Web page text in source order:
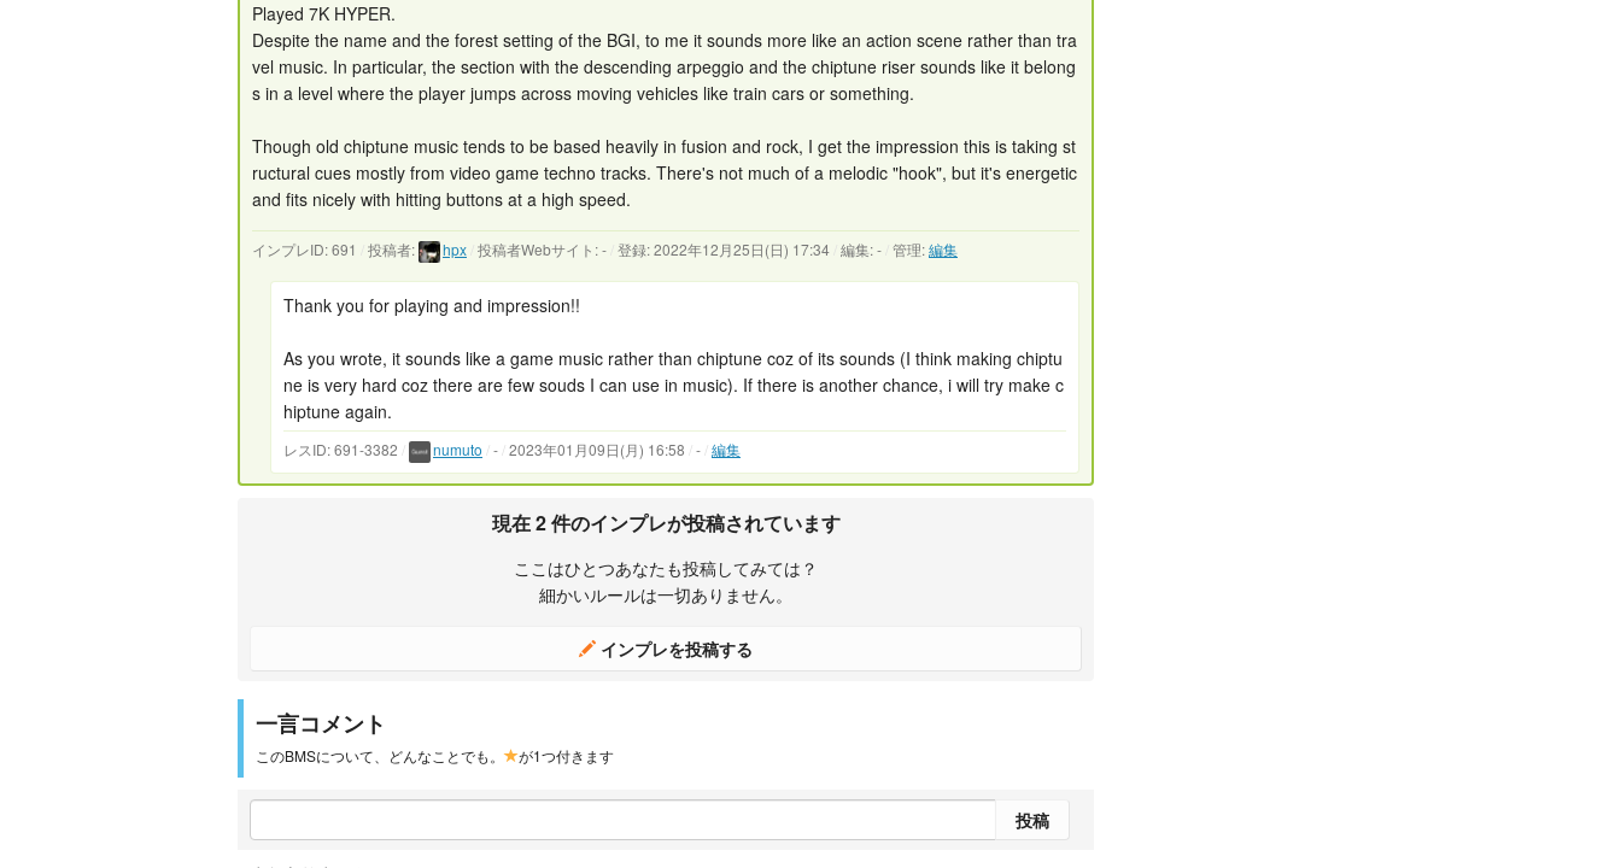
Played 7K HYPER.
Despite the name and the forest setting of the BGI, to me it sounds more like an action scene rather than tra
vel music. In particular, the section with the descending arpeggio and the chiptune riser sounds like it belong
s in a level where the player jumps across moving vehicles like train cars or something.
Though old chiptune music tends to be based heavily in fusion and rock, I get the impression this is taking st
ructural cues mostly from video game techno tracks. There's not much of a melodic "hook", but it's energetic
and fits nicely with hitting buttons at a high speed.
インプレID: 691 投稿者: hpx 投稿者Webサイト: - 登録: 2022年12月25日(日) 17:34 編集: - 管理:編集
Thank you for playing and impression!!
As you wrote, it sounds like a game music rather than chiptune coz of its sounds (I think making chiptu
ne is very hard coz there are few souds I can use in music). If there is another chance, i will try make c
hiptune again.
レスID: 691-3382 numuto - 2023年01月09日(月) 16:58 - 編集
現在 2 件のインプレが投稿されています
ここはひとつあなたも投稿してみては？
細かいルールは一切ありません。
インプレを投稿する
一言コメント
このBMSについて、どんなことでも。 が1つ付きます
投稿